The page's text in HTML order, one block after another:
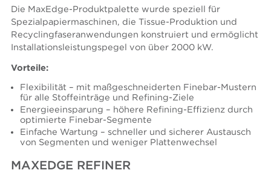
Die MaxEdge-Produktpalette wurde speziell für
Spezialpapiermaschinen, die Tissue-Produktion und
Recyclingfaseranwendungen konstruiert und ermöglicht
Installationsleistungspegel von über 2000 kW.
Vorteile:
Flexibilität – mit maßgeschneiderten Finebar-Mustern
für alle Stoffeinträge und Refining-Ziele
Energieeinsparung – höhere Refining-Effizienz durch
optimierte Finebar-Segmente
Einfache Wartung – schneller und sicherer Austausch
von Segmenten und weniger Plattenwechsel
MAXEDGE REFINER